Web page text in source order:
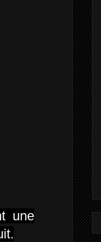
une